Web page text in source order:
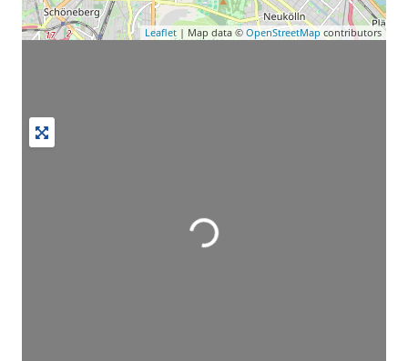
Leaflet | Map data © OpenStreetMapcontributors
Wird geladen …